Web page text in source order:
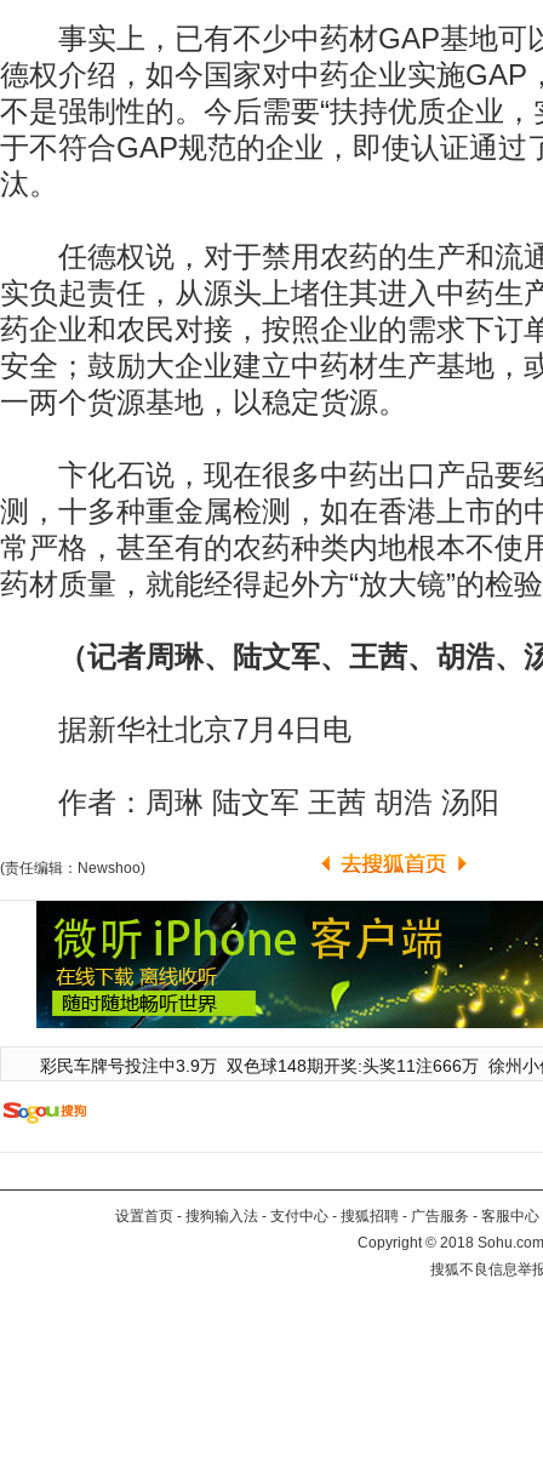
事实上，已有不少中药材GAP基地可
德权介绍，如今国家对中药企业实施GAP
不是强制性的。今后需要“扶持优质企业，
于不符合GAP规范的企业，即使认证通过
汰。
任德权说，对于禁用农药的生产和流
实负起责任，从源头上堵住其进入中药生
药企业和农民对接，按照企业的需求下订
安全；鼓励大企业建立中药材生产基地，
一两个货源基地，以稳定货源。
卞化石说，现在很多中药出口产品要
测，十多种重金属检测，如在香港上市的
常严格，甚至有的农药种类内地根本不使
药材质量，就能经得起外方“放大镜”的检
（记者周琳、陆文军、王茜、胡浩、
据新华社北京7月4日电
作者：周琳 陆文军 王茜 胡浩 汤阳
(责任编辑：Newshoo)
彩民车牌号投注中3.9万 双色球148期开奖:头奖11注666万 徐州
设置首页 - 搜狗输入法 - 支付中心 - 搜狐招聘 - 广告服务 - 客服中心
Copyright©2018
搜狐不良信息举